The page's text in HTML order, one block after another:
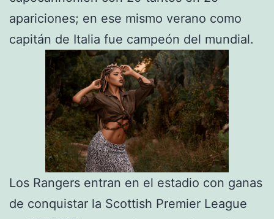
apariciones; en ese mismo verano como
capitán de Italia fue campeón del mundial.
Los Rangers entran en el estadio con ganas
de conquistar la Scottish Premier League